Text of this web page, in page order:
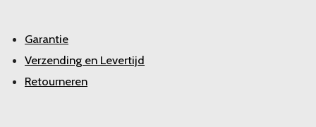
Garantie
Verzending en Levertijd
Retourneren